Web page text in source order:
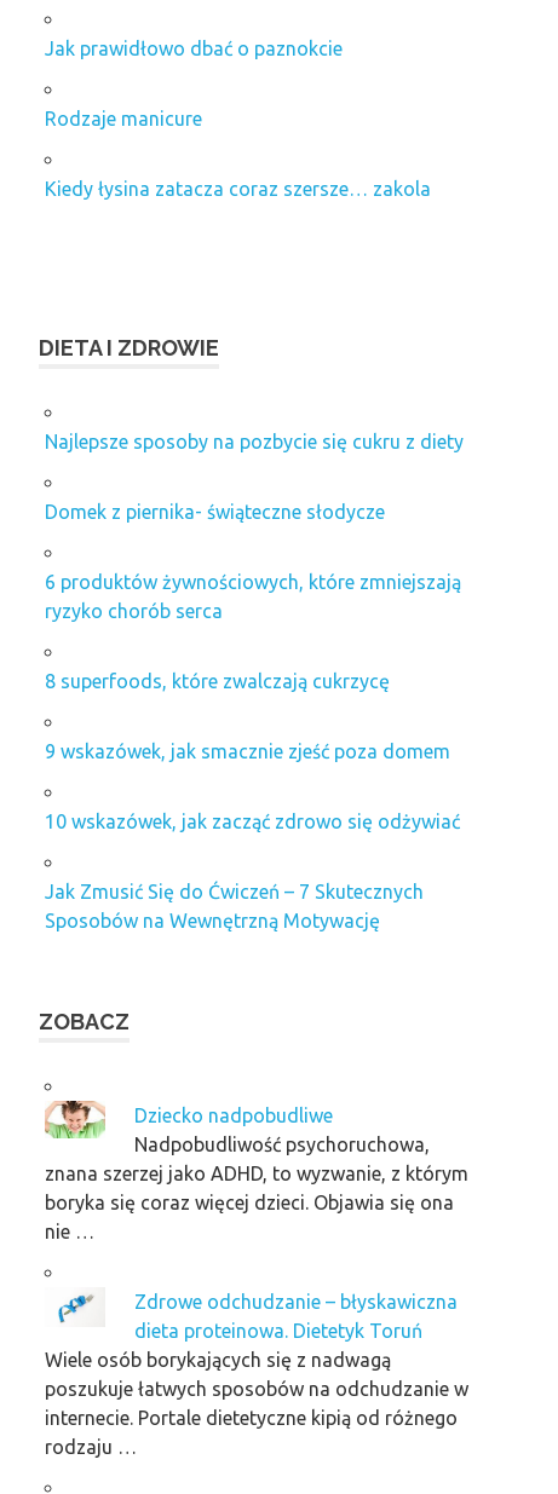
Jak prawidłowo dbać o paznokcie
Rodzaje manicure
Kiedy łysina zatacza coraz szersze… zakola
DIETA I ZDROWIE
Najlepsze sposoby na pozbycie się cukru z diety
Domek z piernika- świąteczne słodycze
6 produktów żywnościowych, które zmniejszają
ryzyko chorób serca
8 superfoods, które zwalczają cukrzycę
9 wskazówek, jak smacznie zjeść poza domem
10 wskazówek, jak zacząć zdrowo się odżywiać
Jak Zmusić Się do Ćwiczeń – 7 Skutecznych
Sposobów na Wewnętrzną Motywację
ZOBACZ
Dziecko nadpobudliwe
Nadpobudliwość psychoruchowa,
znana szerzej jako ADHD, to wyzwanie, z którym
boryka się coraz więcej dzieci. Objawia się ona
nie …
Zdrowe odchudzanie – błyskawiczna
dieta proteinowa. Dietetyk Toruń
Wiele osób borykających się z nadwagą
poszukuje łatwych sposobów na odchudzanie w
internecie. Portale dietetyczne kipią od różnego
rodzaju …